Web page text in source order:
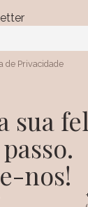
de Privacidade
sua
nos!